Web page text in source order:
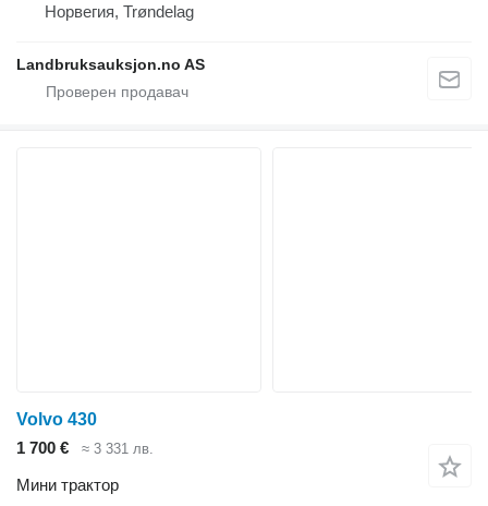
Норвегия, Trøndelag
Landbruksauksjon.no AS
Volvo 430
1 700 €
≈ 3 331 лв.
Мини трактор